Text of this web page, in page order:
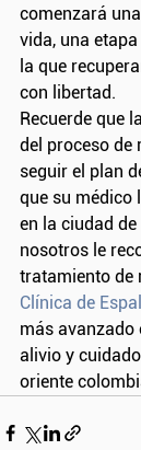
comenzará
vida, una
la que
con libertad.
Recuerde que
del proceso de
seguir el plan
que su médico
en la ciudad
nosotros le
tratamiento de
Clínica de
más avanzado
alivio y
oriente